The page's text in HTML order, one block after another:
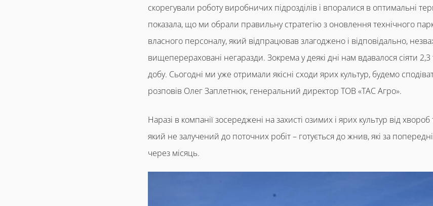
скорегували роботу виробничих підрозділів і впоралися в оптимальні
показала, що ми обрали правильну стратегію з оновлення технічного
власного персоналу, який відпрацював злагоджено і відповідально,
вищеперераховані негаразди. Зокрема у деякі дні нам вдавалося сіяти 2,3
добу. Сьогодні ми уже отримали якісні сходи ярих культур, будемо
розповів Олег Заплетнюк, генеральний директор ТОВ «ТАС Агро».
Наразі в компанії зосереджені на захисті озимих і ярих культур від
який не залучений до поточних робіт – готується до жнив, які за
через місяць.